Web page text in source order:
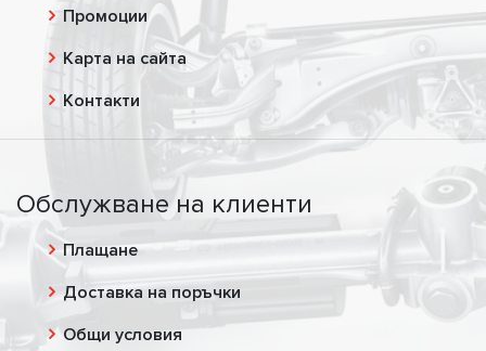
Промоции
Карта на сайта
Контакти
Обслужване на клиенти
Плащане
Доставка на поръчки
Общи условия